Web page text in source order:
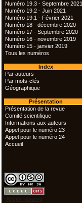
Numéro 19.3 - Septembre 2021
Numéro 19.2 - Juin 2021
Numéro 19.1 - Février 2021
Numéro 18 - décembre 2020
Numéro 17 - Septembre 2020
Numéro 16 - novembre 2019
Numéro 15 - janvier 2019
Tous les numéros
Index
Par auteurs
Par mots-clés
Géographique
Présentation
Présentation de la revue
Comité scientifique
Informations aux auteurs
Appel pour le numéro 23
Appel pour le numéro 24
Accueil
Accès réservé